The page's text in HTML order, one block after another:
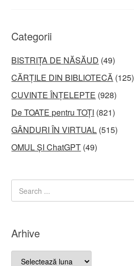
Categorii
BISTRIȚA DE NĂSĂUD (49)
CĂRȚILE DIN BIBLIOTECĂ (125)
CUVINTE ÎNȚELEPTE (928)
De TOATE pentru TOȚI (821)
GÂNDURI ÎN VIRTUAL (515)
OMUL ȘI ChatGPT (49)
Arhive
Arhive